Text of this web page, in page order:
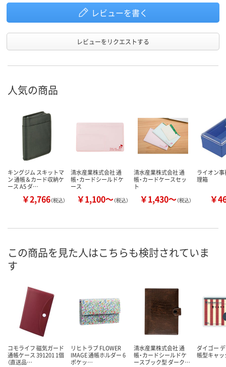
レビューを書く
レビューをリクエストする
人気の商品
キングジム スキットマ
ン 通帳＆カード収納ケ
ース A5 ダ…
￥2,766（税込）
清水産業株式会社 通
帳・カードシールドケ
ース
￥1,100～（税込）
清水産業株式会社 通
帳・カードケースセッ
ト
￥1,430～（税込）
ライオン
理箱
￥
この商品を見た人はこちらも検討されていま
す
コモライフ 磁気ガード
通帳ケース 391201 1個
（直送品…
リヒトラブ FLOWER
IMAGE 通帳ホルダー 6
ポケッ…
清水産業株式会社 通
帳・カードシールドケ
ースブック型 ダーク…
ダイゴー
帳型キャ